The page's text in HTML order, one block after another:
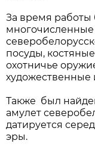
За время
посуды,
охотничье
художественные
Также был
амулет
датируется
эры.